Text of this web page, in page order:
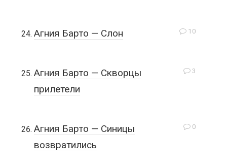
10
Агния Барто — Слон
3
Агния Барто — Скворцы
прилетели
0
Агния Барто — Синицы
возвратились